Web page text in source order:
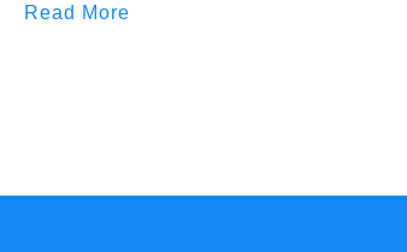
Read More